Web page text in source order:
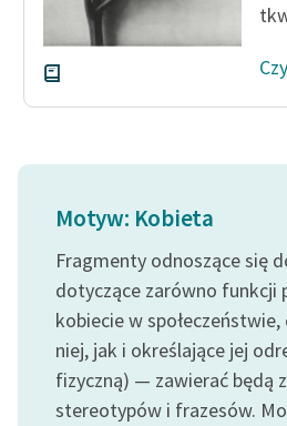
Motyw: Kobieta
Fragmenty odnoszące się
dotyczące zarówno funkcji
kobiecie w
niej, jak i określające jej
fizyczną) — zawierać będą
stereotypów i frazesów.